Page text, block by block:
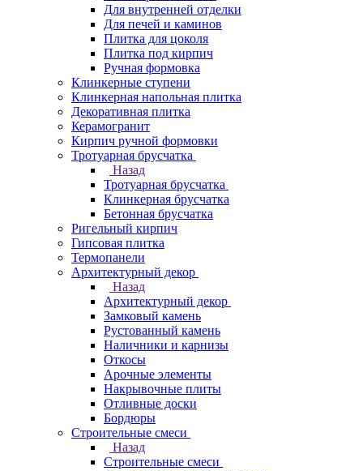
Для внутренней отделки
Для печей и каминов
Плитка для цоколя
Плитка под кирпич
Ручная формовка
Клинкерные ступени
Клинкерная напольная плитка
Декоративная плитка
Керамогранит
Кирпич ручной формовки
Тротуарная брусчатка
Назад
Тротуарная брусчатка
Клинкерная брусчатка
Бетонная брусчатка
Ригельный кирпич
Гипсовая плитка
Термопанели
Архитектурный декор
Назад
Архитектурный декор
Замковый камень
Рустованный камень
Наличники и карнизы
Откосы
Арочные элементы
Накрывочные плиты
Отливные доски
Бордюры
Строительные смеси
Назад
Строительные смеси